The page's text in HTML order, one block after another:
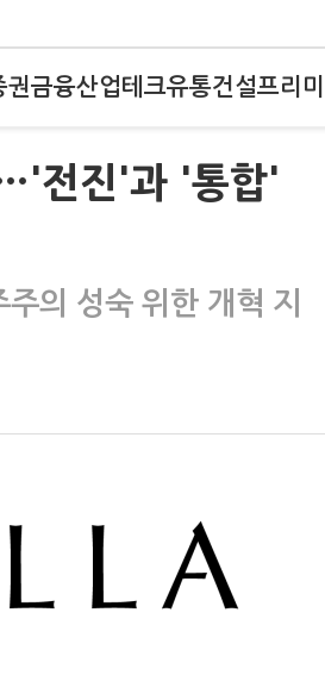
권금융산업테크유통건설프리
전진'과 '통합'
의 성숙 위한 개혁 지